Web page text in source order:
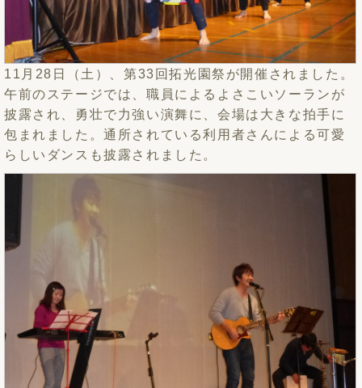
11月28日（土）、第33回拓光園祭が開催されました。
午前のステージでは、職員によるよさこいソーランが
披露され、勇壮で力強い演舞に、会場は大きな拍手に
包まれました。通所されている利用者さんによる可愛
らしいダンスも披露されました。